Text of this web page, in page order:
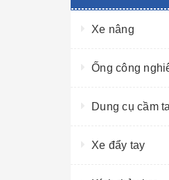
Xe nâng
Ống công
Dung cụ cầm
Xe đẩy tay